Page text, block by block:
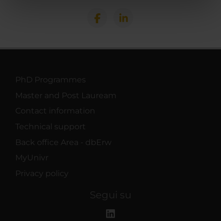
pubblicità e social media, i quali potrebbero combinarle
PhD Programmes
Master and Post Lauream
Contact information
Technical support
Back office Area - dbErw
MyUnivr
Privacy policy
Segui su